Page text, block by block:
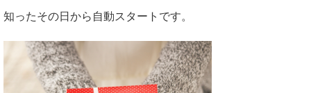
知ったその日から自動スタートです。